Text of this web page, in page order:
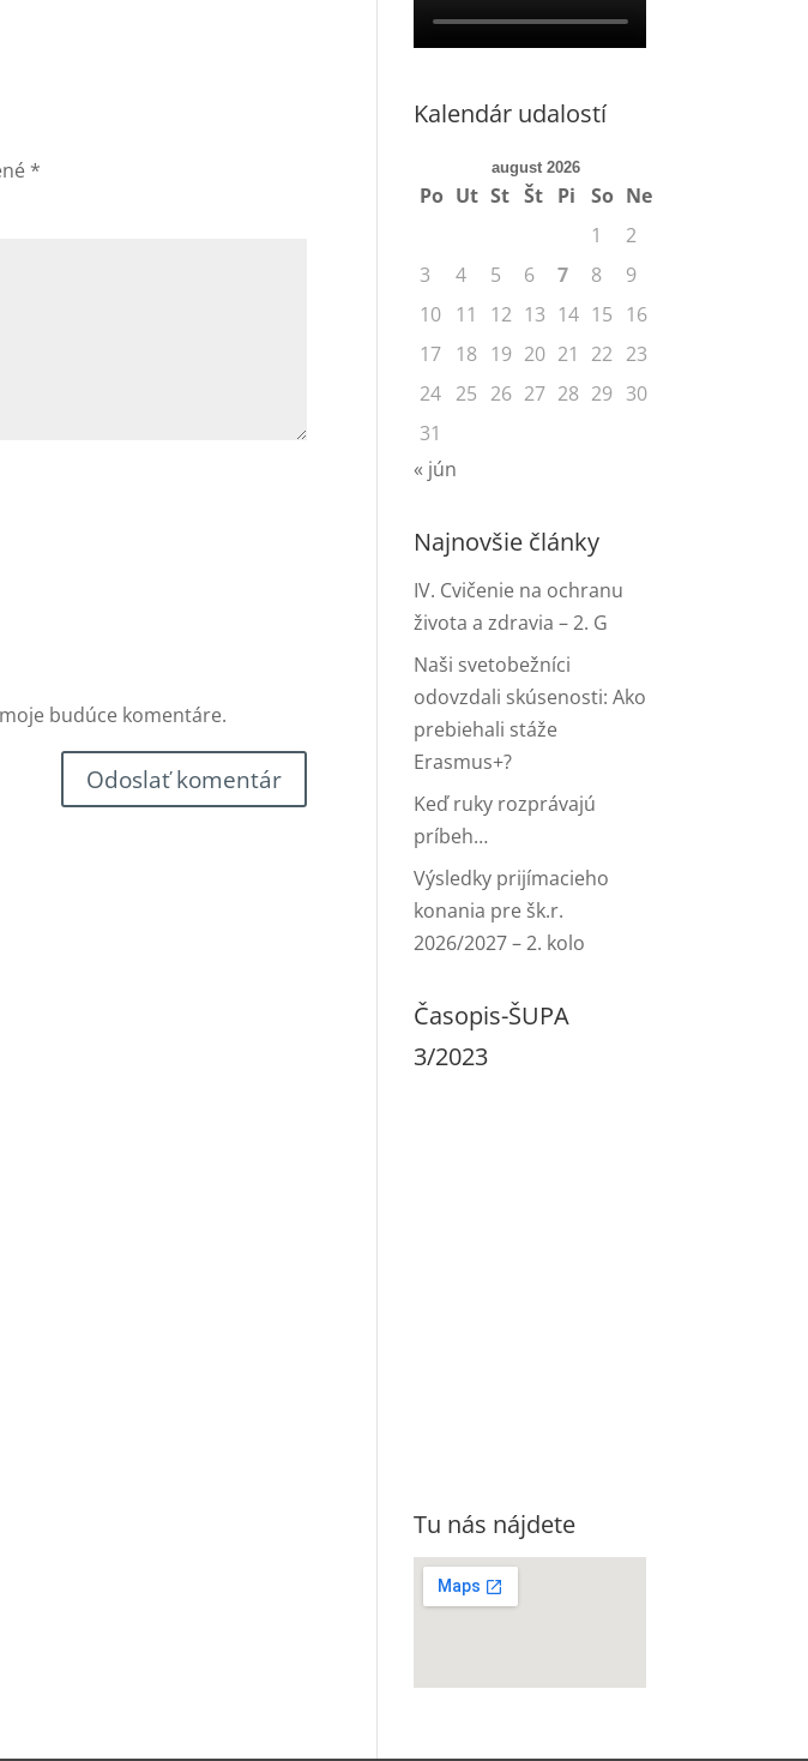
*
budúce komentáre.
Kalendár udalostí
august 2026
Po Ut St Št Pi So Ne
1
2
3
4 5 6 7 8
9
10 11 12 13 14 15 16
17 18 19 20 21 22 23
24 25 26 27 28 29 30
31
« jún
Najnovšie články
IV. Cvičenie na ochranu
života a zdravia – 2. G
Naši svetobežníci
odovzdali skúsenosti: Ako
prebiehali stáže
Erasmus+?
Keď ruky rozprávajú
príbeh…
Výsledky prijímacieho
konania pre šk.r.
2026/2027 – 2. kolo
Časopis-ŠUPA
3/2023
Tu nás nájdete